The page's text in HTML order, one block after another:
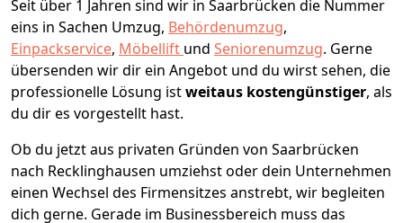
Seit über 1 Jahren sind wir in Saarbrücken die Nummer
eins in Sachen Umzug, Behördenumzug,
Einpackservice, Möbellift und Seniorenumzug. Gerne
übersenden wir dir ein Angebot und du wirst sehen, die
professionelle Lösung istweitaus kostengünstiger, als
du dir es vorgestellt hast.
Ob du jetzt aus privaten Gründen von Saarbrücken
nach Recklinghausen umziehst oder dein Unternehmen
einen Wechsel des Firmensitzes anstrebt, wir begleiten
dich gerne. Gerade im Businessbereich muss das